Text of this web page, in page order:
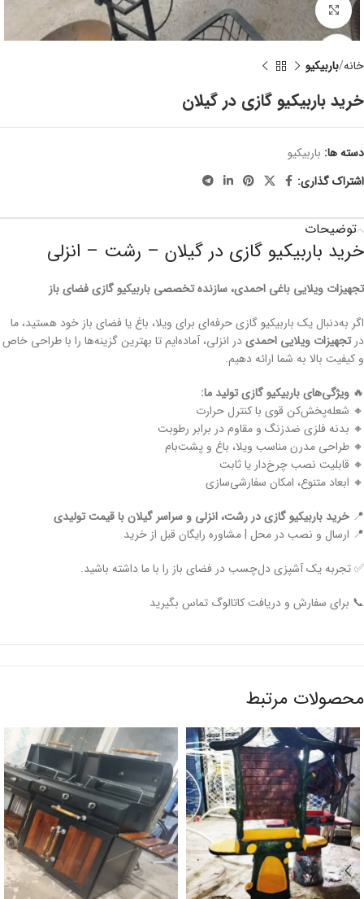
برای بزرگنمایی کلیک کنید
خانه باربیکیو
خرید باربیکیو گازی در گیلان
دسته ها: باربیکیو
اشتراک گذاری:
توضیحات
خرید باربیکیو گازی در گیلان – رشت – انزلی
تجهیزات ویلایی باغی احمدی، سازنده تخصصی باربیکیو گازی فضای باز
اگر به‌دنبال یک باربیکیو گازی حرفه‌ای برای ویلا، باغ یا فضای باز خود هستید، ما
درتجهیزات ویلایی احمدیدر انزلی، آماده‌ایم تا بهترین گزینه‌ها را با طراحی خاص
و کیفیت بالا به شما ارائه دهیم.
🔥 ویژگی‌های باربیکیو گازی تولید ما:
🔸 شعله‌پخش‌کن قوی با کنترل حرارت
🔸 بدنه فلزی ضدزنگ و مقاوم در برابر رطوبت
🔸 طراحی مدرن مناسب ویلا، باغ و پشت‌بام
🔸 قابلیت نصب چرخ‌دار یا ثابت
🔸 ابعاد متنوع، امکان سفارشی‌سازی
📍 خرید باربیکیو گازی در رشت، انزلی و سراسر گیلان با قیمت تولیدی
📍 ارسال و نصب در محل | مشاوره رایگان قبل از خرید
✅ تجربه یک آشپزی دل‌چسب در فضای باز را با ما داشته باشید.
📞 برای سفارش و دریافت کاتالوگ تماس بگیرید
محصولات مرتبط